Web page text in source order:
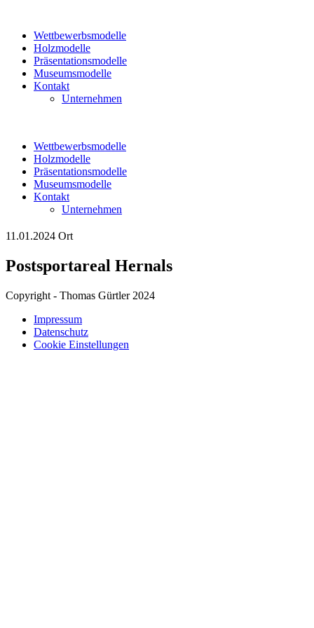
Wettbewerbsmodelle
Holzmodelle
Präsentationsmodelle
Museumsmodelle
Kontakt
Unternehmen
Wettbewerbsmodelle
Holzmodelle
Präsentationsmodelle
Museumsmodelle
Kontakt
Unternehmen
11.01.2024 Ort
Postsportareal Hernals
Copyright - Thomas Gürtler 2024
Impressum
Datenschutz
Cookie Einstellungen